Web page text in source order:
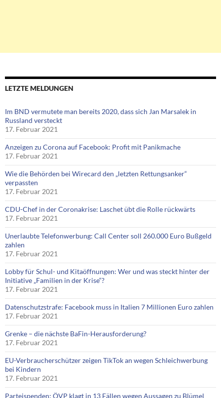
LETZTE MELDUNGEN
Im BND vermutete man bereits 2020, dass sich Jan Marsalek in
Russland versteckt
17. Februar 2021
Anzeigen zu Corona auf Facebook: Profit mit Panikmache
17. Februar 2021
Wie die Behörden bei Wirecard den „letzten Rettungsanker“
verpassten
17. Februar 2021
CDU-Chef in der Coronakrise: Laschet übt die Rolle rückwärts
17. Februar 2021
Unerlaubte Telefonwerbung: Call Center soll 260.000 Euro Bußgeld
zahlen
17. Februar 2021
Lobby für Schul- und Kitaöffnungen: Wer und was steckt hinter der
Initiative „Familien in der Krise“?
17. Februar 2021
Datenschutzstrafe: Facebook muss in Italien 7 Millionen Euro zahlen
17. Februar 2021
Grenke – die nächste BaFin-Herausforderung?
17. Februar 2021
EU-Verbraucherschützer zeigen TikTok an wegen Schleichwerbung
bei Kindern
17. Februar 2021
Parteispenden: ÖVP klagt in 13 Fällen wegen Aussagen zu Blümel